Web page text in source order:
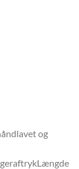
og